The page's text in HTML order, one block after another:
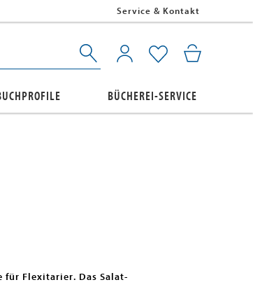
Service & Kontakt
BÜCHEREI-SERVICE
für Flexitarier. Das Salat-